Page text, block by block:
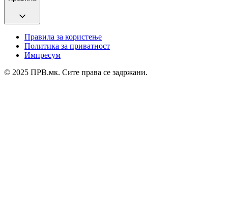
Правила за користење
Политика за приватност
Импресум
© 2025 ПРВ.мк. Сите права се задржани.